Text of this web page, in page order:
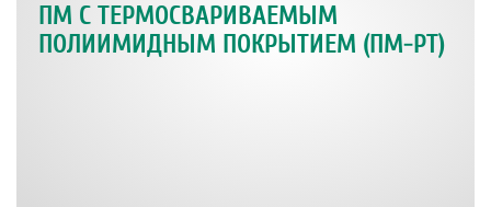
ПМ С ТЕРМОСВАРИВАЕМЫМ
ПОЛИИМИДНЫМ ПОКРЫТИЕМ (ПМ-РТ)